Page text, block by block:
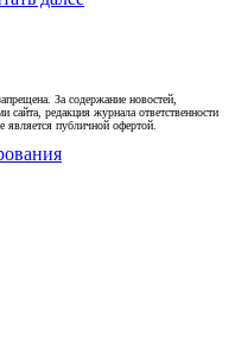
За содержание новостей,
редакция журнала ответственности
является публичной офертой.